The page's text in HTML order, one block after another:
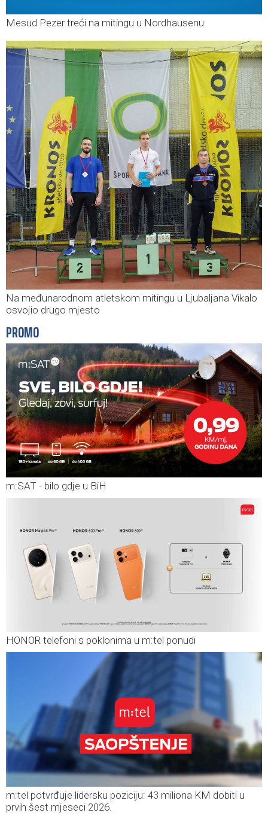
Mesud Pezer treći na mitingu u Nordhausenu
Na međunarodnom atletskom mitingu u Ljubaljana Vikalo
osvojio drugo mjesto
PROMO
m:SAT - bilo gdje u BiH
HONOR telefoni s poklonima u m:tel ponudi
m:tel potvrđuje lidersku poziciju: 43 miliona KM dobiti u
prvih šest mjeseci 2026.